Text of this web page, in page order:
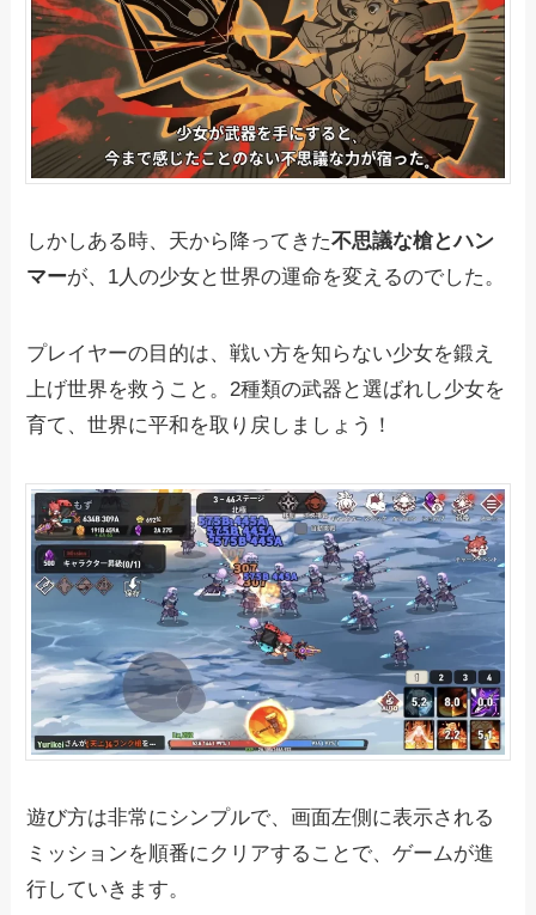
しかしある時、天から降ってきた不思議な槍とハン
マーが、1人の少女と世界の運命を変えるのでした。
プレイヤーの目的は、戦い方を知らない少女を鍛え
上げ世界を救うこと。2種類の武器と選ばれし少女を
育て、世界に平和を取り戻しましょう！
遊び方は非常にシンプルで、画面左側に表示される
ミッションを順番にクリアすることで、ゲームが進
行していきます。